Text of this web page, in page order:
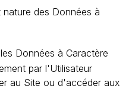
nature des Données à
Données à Caractère
par l'Utilisateur
au Site ou d'accéder aux